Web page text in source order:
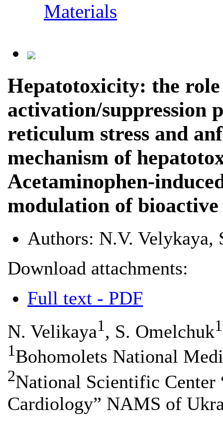
Materials
Hepatotoxicity: the
activation/suppression
reticulum stress and
mechanism of
Acetaminophen-
modulation of
Authors: N.V. Velykaya,
Download attachments:
Full text - PDF
N. Velikaya1 , S. Omelchuk1
1Bohomolets National
2National Scientific
Cardiology” NAMS of